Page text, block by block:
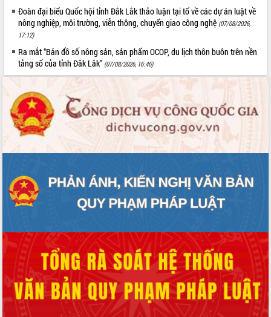
Đoàn đại biểu Quốc hội tỉnh Đắk Lắk thảo luận tại tổ về các dự án luật về
nông nghiệp, môi trường, viễn thông, chuyển giao công nghệ (07/08/2026,
17:12)
Ra mắt “Bản đồ số nông sản, sản phẩm OCOP, du lịch thôn buôn trên nền
tảng số của tỉnh Đắk Lắk” (07/08/2026, 16:46)